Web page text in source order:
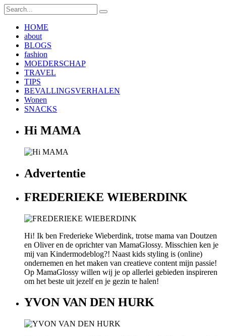
HOME
about
BLOGS
fashion
MOEDERSCHAP
TRAVEL
TIPS
BEVALLINGSVERHALEN
Wonen
SNACKS
Hi MAMA
Advertentie
FREDERIEKE WIEBERDINK
Hi! Ik ben Frederieke Wieberdink, trotse mama van Doutzen
en Oliver en de oprichter van MamaGlossy. Misschien ken je
mij van Kindermodeblog?! Naast kids styling is (online)
ondernemen en het maken van creatieve content mijn passie!
Op MamaGlossy willen wij je op allerlei gebieden inspireren
om het beste uit jezelf en je gezin te halen!
YVON VAN DEN HURK